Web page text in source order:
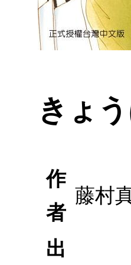
きょ
作
者
藤村
出